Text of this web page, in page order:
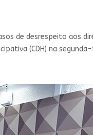
de desrespeito aos
(CDH) na